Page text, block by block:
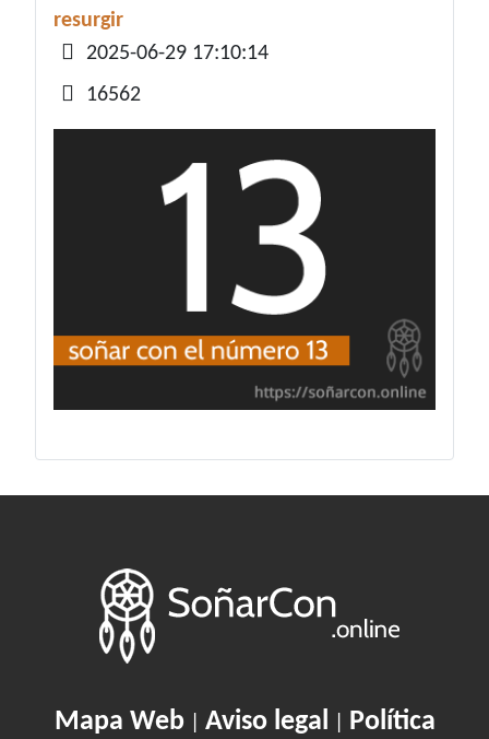
resurgir
Detalles
2025-06-29 17:10:14
16562
Mapa Web| Aviso legal
Política